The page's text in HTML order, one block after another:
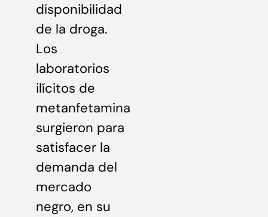
disponibilidad
de la droga.
Los
laboratorios
ilícitos de
metanfetamina
surgieron para
satisfacer la
demanda del
mercado
negro, en su